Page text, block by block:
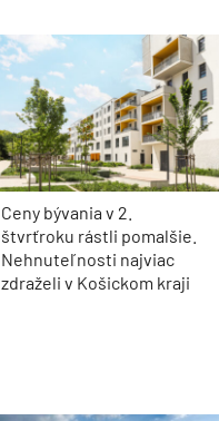
Ceny bývania v 2.
štvrťroku rástli pomalšie.
Nehnuteľnosti najviac
zdraželi v Košickom kraji